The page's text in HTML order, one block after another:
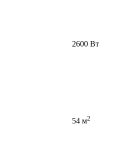
2600 Вт
54 м2